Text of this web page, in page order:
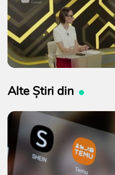
Alte Știri din